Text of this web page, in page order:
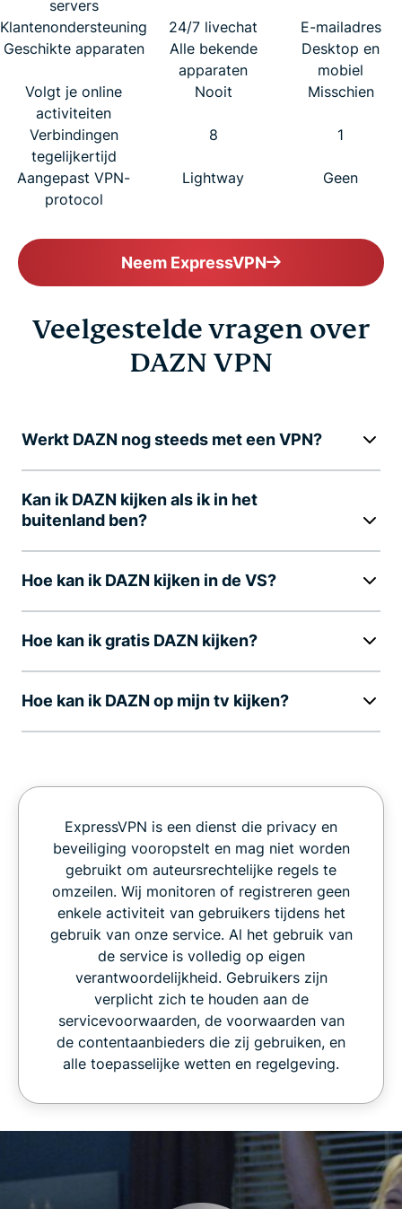
servers
Klantenondersteuning
24/7 livechat
E-mailadres
Geschikte apparaten
Alle bekende
apparaten
Desktop en
mobiel
Volgt je online
activiteiten
Nooit Misschien
Verbindingen
tegelijkertijd
8 1
Aangepast VPN-
protocol
Lightway Geen
Neem ExpressVPN
Veelgestelde vragen over
DAZN VPN
Werkt DAZN nog steeds met een VPN?
Kan ik DAZN kijken als ik in het
buitenland ben?
Hoe kan ik DAZN kijken in de VS?
Hoe kan ik gratis DAZN kijken?
Hoe kan ik DAZN op mijn tv kijken?
ExpressVPN is een dienst die privacy en
beveiliging vooropstelt en mag niet worden
gebruikt om auteursrechtelijke regels te
omzeilen. Wij monitoren of registreren geen
enkele activiteit van gebruikers tijdens het
gebruik van onze service. Al het gebruik van
de service is volledig op eigen
verantwoordelijkheid. Gebruikers zijn
verplicht zich te houden aan de
servicevoorwaarden, de voorwaarden van
de contentaanbieders die zij gebruiken, en
alle toepasselijke wetten en regelgeving.